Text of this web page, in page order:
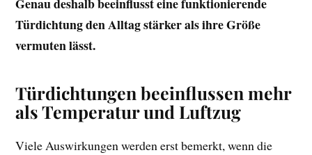
Türdichtung den Alltag stärker als ihre Größe
vermuten lässt.
Türdichtungen beeinflussen mehr
als Temperatur und Luftzug
Viele Auswirkungen werden erst bemerkt, wenn die